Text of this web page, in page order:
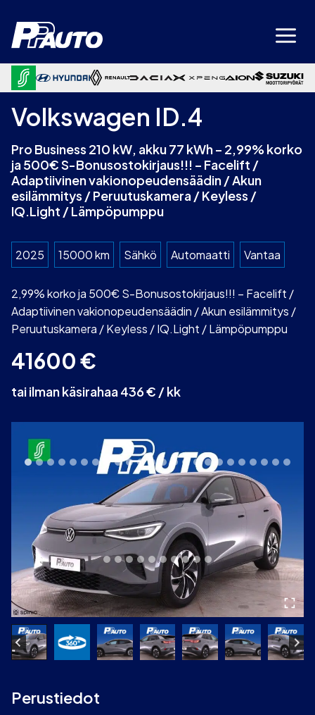
sisältöön
Volkswagen ID.4
Pro Business 210 kW, akku 77 kWh – 2,99% korko
ja 500€ S-Bonusostokirjaus!!! – Facelift /
Adaptiivinen vakionopeudensäädin / Akun
esilämmitys / Peruutuskamera / Keyless /
IQ.Light / Lämpöpumppu
2025 15000 km Sähkö Automaatti Vantaa
2,99% korko ja 500€ S-Bonusostokirjaus!!! – Facelift /
Adaptiivinen vakionopeudensäädin / Akun esilämmitys /
Peruutuskamera / Keyless / IQ.Light / Lämpöpumppu
41600€
tai ilman käsirahaa 436 € / kk
Perustiedot